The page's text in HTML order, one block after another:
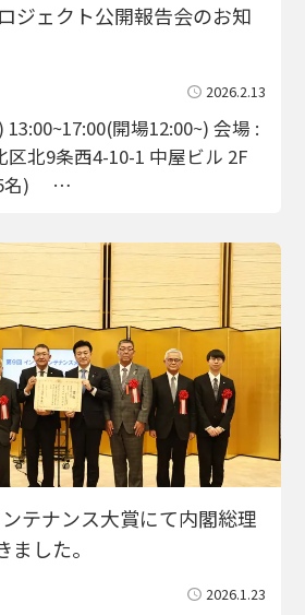
ジェクト公開報告会のお知
2026.2.13
開場12:00~) 会場 :
北9条西4-10-1 中屋ビル 2F
名) …
テナンス大賞にて内閣総理
した。
2026.1.23